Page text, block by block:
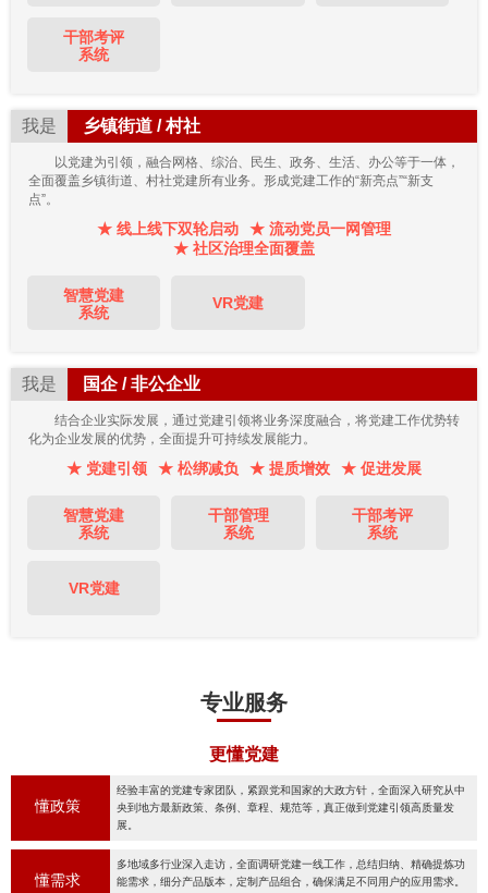
干部考评
系统
我是 乡镇街道 / 村社
以党建为引领，融合网格、综治、民生、政务、生活、办公等于一体，
全面覆盖乡镇街道、村社党建所有业务。形成党建工作的“新亮点”“新支
点”。
★ 线上线下双轮启动
★ 流动党员一网管理
★ 社区治理全面覆盖
智慧党建
系统
VR党建
我是 国企 / 非公企业
结合企业实际发展，通过党建引领将业务深度融合，将党建工作优势转
化为企业发展的优势，全面提升可持续发展能力。
★ 党建引领 ★ 松绑减负 ★ 提质增效 ★ 促进发展
智慧党建
系统
干部管理
系统
干部考评
系统
VR党建
专业服务
更懂党建
懂政策
经验丰富的党建专家团队，紧跟党和国家的大政方针，全面深入研究从中
央到地方最新政策、条例、章程、规范等，真正做到党建引领高质量发
展。
懂需求
多地域多行业深入走访，全面调研党建一线工作，总结归纳、精确提炼功
能需求，细分产品版本，定制产品组合，确保满足不同用户的应用需求。